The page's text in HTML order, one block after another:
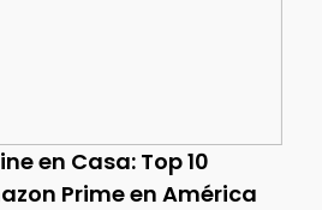
en Casa: Top 10
Prime en América